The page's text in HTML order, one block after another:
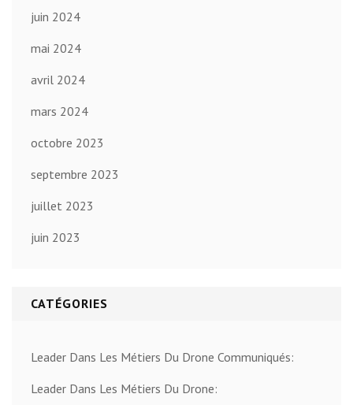
juin 2024
mai 2024
avril 2024
mars 2024
octobre 2023
septembre 2023
juillet 2023
juin 2023
CATÉGORIES
Leader Dans Les Métiers Du Drone Communiqués:
Leader Dans Les Métiers Du Drone: